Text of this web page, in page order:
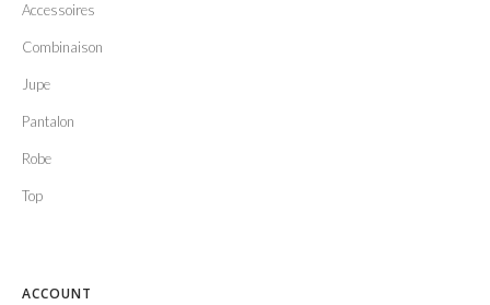
Accessoires
Combinaison
Jupe
Pantalon
Robe
Top
ACCOUNT